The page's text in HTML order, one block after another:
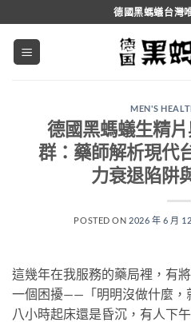
德國黑螞蟻台灣
MEN'S
德國黑螞蟻生精
群：藥師解析現代
力衰退陷阱
POSTED ON 2026 年 6 月
這幾年在我服務的藥局裡，有
一個困擾——「明明沒做什麼，
八小時起床還是昏沉，有人下